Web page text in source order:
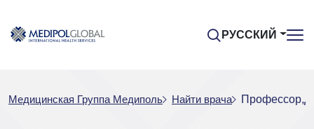
РУССКИЙ
Медицинская Группа Медиполь Найти врача